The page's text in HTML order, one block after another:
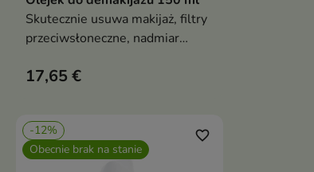
Skutecznie usuwa makijaż, filtry
przeciwsłoneczne, nadmiar
zanieczyszczenia
17,65 €
-12%
Obecnie brak na stanie
favorite_border